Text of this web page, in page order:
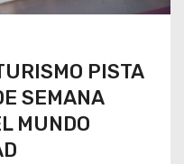
PISTA
SEMANA
MUNDO